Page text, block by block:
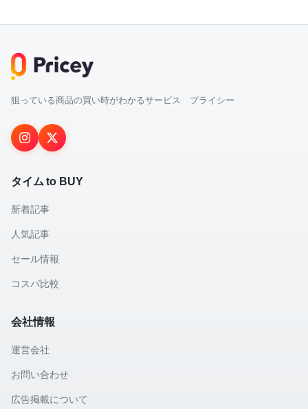
狙っている商品の買い時がわかるサービス プライシー
タイム to BUY
新着記事
人気記事
セール情報
コスパ比較
会社情報
運営会社
お問い合わせ
広告掲載について